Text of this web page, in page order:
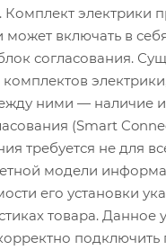
Комплект электрики
может включать в
согласования.
комплектов
ними — наличие
(Smart
требуется не для
модели
его установки
товара. Данное